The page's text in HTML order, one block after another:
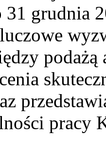
31 grudnia
podażą
pracy